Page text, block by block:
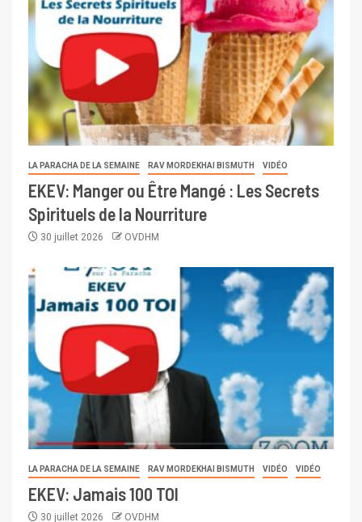
LA PARACHA DE LA SEMAINE RAV MORDEKHAI BISMUTH VIDÉO
EKEV: Manger ou Être Mangé : Les Secrets
Spirituels de la Nourriture
30 juillet 2026 OVDHM
LA PARACHA DE LA SEMAINE RAV MORDEKHAI BISMUTH VIDÉO VIDÉO
EKEV: Jamais 100 TOI
30 juillet 2026 OVDHM